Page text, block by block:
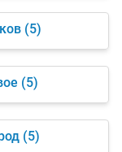
(5)
(5)
(5)